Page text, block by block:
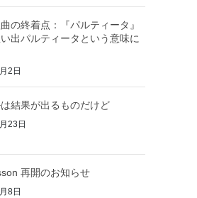
の終着点：『パルティータ』
出パルティータという意味に
2日
結果が出るものだけど
23日
再開のお知らせ
8日